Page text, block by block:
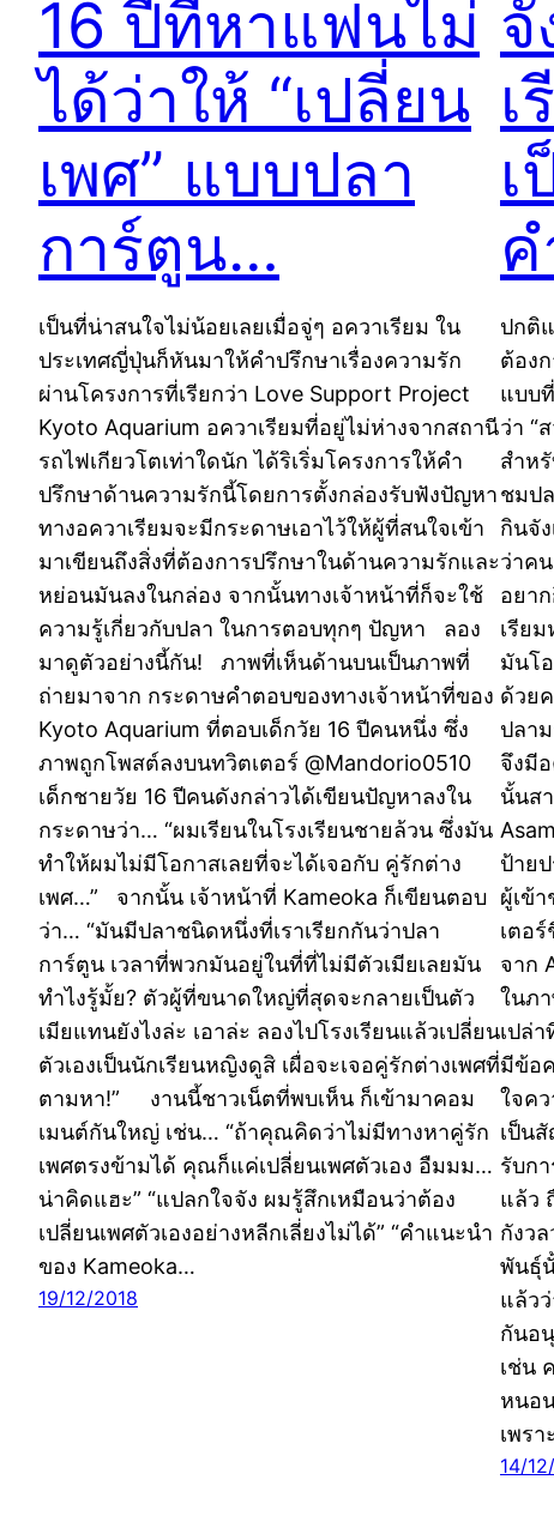
16 ปีที่หาแฟนไม่
ได้ว่าให้ “เปลี่ยน
เพศ” แบบปลา
การ์ตูน…
เป็นที่น่าสนใจไม่น้อยเลยเมื่อจู่ๆ อควาเรียม ใน
ประเทศญี่ปุ่นก็หันมาให้คำปรึกษาเรื่องความรัก
ผ่านโครงการที่เรียกว่า Love Support Project
Kyoto Aquarium อควาเรียมที่อยู่ไม่ห่างจากสถานี
รถไฟเกียวโตเท่าใดนัก ได้ริเริ่มโครงการให้คำ
ปรึกษาด้านความรักนี้โดยการตั้งกล่องรับฟังปัญหา
ทางอควาเรียมจะมีกระดาษเอาไว้ให้ผู้ที่สนใจเข้า
มาเขียนถึงสิ่งที่ต้องการปรึกษาในด้านความรักและ
หย่อนมันลงในกล่อง จากนั้นทางเจ้าหน้าที่ก็จะใช้
ความรู้เกี่ยวกับปลา ในการตอบทุกๆ ปัญหา ลอง
มาดูตัวอย่างนี้กัน! ภาพที่เห็นด้านบนเป็นภาพที่
ถ่ายมาจาก กระดาษคำตอบของทางเจ้าหน้าที่ของ
Kyoto Aquarium ที่ตอบเด็กวัย 16 ปีคนหนึ่ง ซึ่ง
ภาพถูกโพสต์ลงบนทวิตเตอร์ @Mandorio0510
เด็กชายวัย 16 ปีคนดังกล่าวได้เขียนปัญหาลงใน
กระดาษว่า… “ผมเรียนในโรงเรียนชายล้วน ซึ่งมัน
ทำให้ผมไม่มีโอกาสเลยที่จะได้เจอกับ คู่รักต่าง
เพศ…” จากนั้น เจ้าหน้าที่ Kameoka ก็เขียนตอบ
ว่า… “มันมีปลาชนิดหนึ่งที่เราเรียกกันว่าปลา
การ์ตูน เวลาที่พวกมันอยู่ในที่ที่ไม่มีตัวเมียเลยมัน
ทำไงรู้มั้ย? ตัวผู้ที่ขนาดใหญ่ที่สุดจะกลายเป็นตัว
เมียแทนยังไงล่ะ เอาล่ะ ลองไปโรงเรียนแล้วเปลี่ยน
ตัวเองเป็นนักเรียนหญิงดูสิ เผื่อจะเจอคู่รักต่างเพศที่
ตามหา!” งานนี้ชาวเน็ตที่พบเห็น ก็เข้ามาคอม
เมนต์กันใหญ่ เช่น… “ถ้าคุณคิดว่าไม่มีทางหาคู่รัก
เพศตรงข้ามได้ คุณก็แค่เปลี่ยนเพศตัวเอง อืมมม…
น่าคิดแฮะ” “แปลกใจจัง ผมรู้สึกเหมือนว่าต้อง
เปลี่ยนเพศตัวเองอย่างหลีกเลี่ยงไม่ได้” “คำแนะนำ
ของ Kameoka…
19/12/2018
จั
เ
ปกติ
ต้อง
แบบ
ว่า “
สำห
ชมป
กินจั
ว่าค
อยา
เรีย
มันโ
ด้วย
ปลา
จึงมี
นั้นส
ป้าย
ผู้เข้
เตอ
จาก
ในภ
เปล่
มีข้อ
ใจค
เป็น
รับก
แล้ว
กังว
พันธุ์
แล้ว
กันอ
เช่น
หนอ
เพร
14/